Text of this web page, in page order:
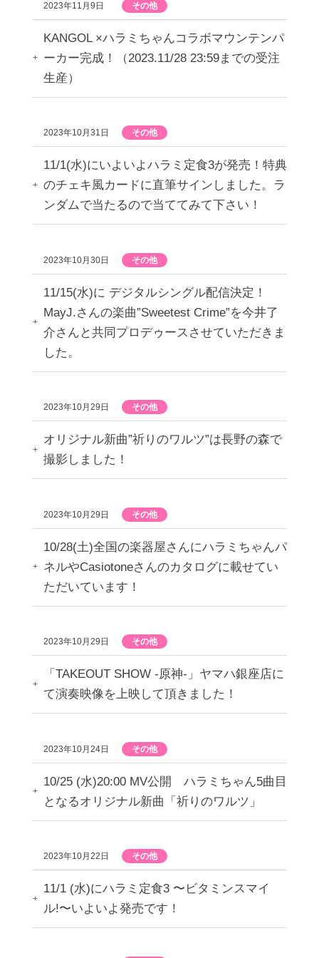
2023年11月9日 その他
KANGOL ×ハラミちゃんコラボマウンテンパ
ーカー完成！（2023.11/28 23:59までの受注
生産）
2023年10月31日 その他
11/1(水)にいよいよハラミ定食3が発売！特典
のチェキ風カードに直筆サインしました。ラ
ンダムで当たるので当ててみて下さい！
2023年10月30日 その他
11/15(水)に デジタルシングル配信決定！
MayJ.さんの楽曲”Sweetest Crime”を今井了
介さんと共同プロデゥースさせていただきま
した。
2023年10月29日 その他
オリジナル新曲”祈りのワルツ”は長野の森で
撮影しました！
2023年10月29日 その他
10/28(土)全国の楽器屋さんにハラミちゃんパ
ネルやCasiotoneさんのカタログに載せてい
ただいています！
2023年10月29日 その他
「TAKEOUT SHOW -原神-」ヤマハ銀座店に
て演奏映像を上映して頂きました！
2023年10月24日 その他
10/25 (水)20:00 MV公開 ハラミちゃん5曲目
となるオリジナル新曲「祈りのワルツ」
2023年10月22日 その他
11/1 (水)にハラミ定食3 〜ビタミンスマイ
ル!〜いよいよ発売です！